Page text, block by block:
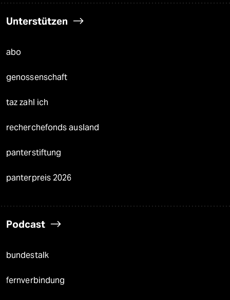
Unterstützen
abo
genossenschaft
taz zahl ich
recherchefonds ausland
panterstiftung
panterpreis 2026
Podcast
bundestalk
fernverbindung